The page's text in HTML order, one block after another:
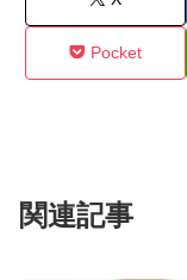
Pocket
関連記事